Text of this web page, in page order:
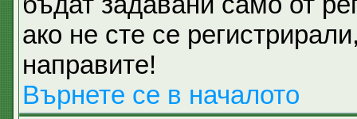
ако не сте се
направите!
Върнете се в началото